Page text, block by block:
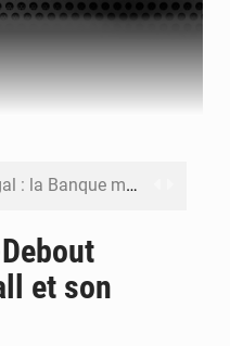
Sénégal : la Banque mondiale annonce un financement de 340 milliards FCFA pour soutenir les priorités de la Vision Sénégal 2050
et son